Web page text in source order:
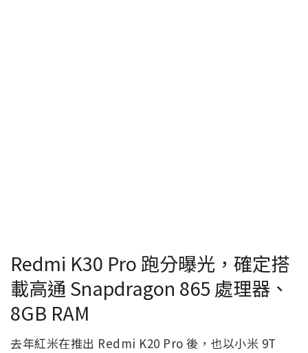
Redmi K30 Pro 跑分曝光，確定搭
載高通 Snapdragon 865 處理器、
8GB RAM
去年紅米在推出 Redmi K20 Pro 後，也以小米 9T